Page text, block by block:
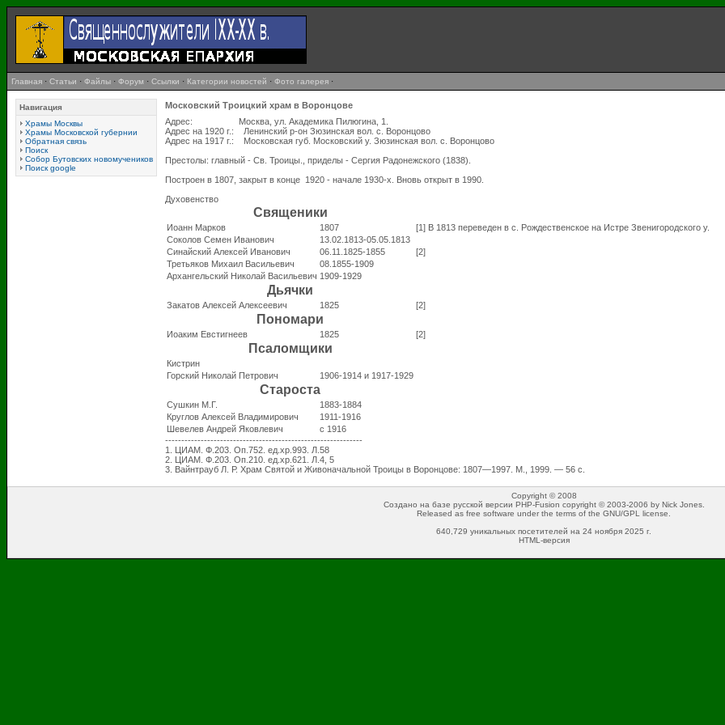
Главная · Статьи · Файлы · Форум · Ссылки · Категории новостей · Фото галерея ·
Навигация
Храмы Москвы
Храмы Московской губернии
Обратная связь
Поиск
Собор Бутовских новомучеников
Поиск google
Московский Троицкий храм в Воронцове
Адрес: Москва, ул. Академика Пилюгина, 1.
Адрес на 1920 г.: Ленинский р-он Зюзинская вол. с. Воронцово
Адрес на 1917 г.: Московская губ. Московский у. Зюзинская вол. с. Воронцово
Престолы: главный - Св. Троицы., приделы - Сергия Радонежского (1838).
Построен в 1807, закрыт в конце 1920 - начале 1930-х. Вновь открыт в 1990.
Духовенство
Священики
Иоанн Марков 1807
[1] В 1813 переведен в с. Рождественское на Истре Звенигородского у.
Соколов Семен Иванович
13.02.1813-05.05.1813
Синайский Алексей Иванович
06.11.1825-1855
[2]
Третьяков Михаил Васильевич
08.1855-1909
Архангельский Николай Васильевич 1909-1929
Дьячки
Закатов Алексей Алексеевич 1825 [2]
Пономари
Иоаким Евстигнеев 1825 [2]
Псаломщики
Кистрин
Горский Николай Петрович
1906-1914 и 1917-1929
Староста
Сушкин М.Г.
1883-1884
Круглов Алексей Владимирович
1911-1916
Шевелев Андрей Яковлевич
с 1916
-------------------------------------------------------------
1. ЦИАМ. Ф.203. Оп.752. ед.хр.993. Л.58
2. ЦИАМ. Ф.203. Оп.210. ед.хр.621. Л.4, 5
3. Вайнтрауб Л. Р. Храм Святой и Живоначальной Троицы в Воронцове: 1807—1997. М., 1999. — 56 с.
Copyright © 2008
Создано на базе русской версии PHP-Fusion copyright © 2003-2006 by Nick Jones.
Released as free software under the terms of the GNU/GPL license.
640,729 уникальных посетителей на 24 ноября 2025 г.
HTML-версия